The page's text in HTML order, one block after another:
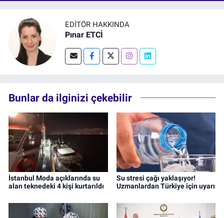
EDITÖR HAKKINDA
Pınar ETCİ
Bunlar da ilginizi çekebilir
İstanbul Moda açıklarında su
alan teknedeki 4 kişi kurtarıldı
Su stresi çağı yaklaşıyor!
Uzmanlardan Türkiye için uyarı